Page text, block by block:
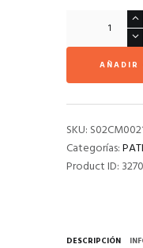
TALLA
ANTRACITA
cantidad
AÑADIR
SKU:
Categorías:
Product ID: 3270
DESCRIPCIÓN